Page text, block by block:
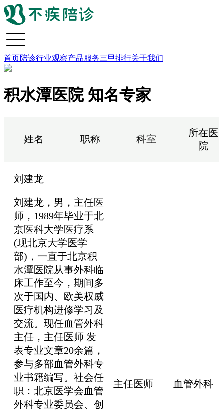
首页陪诊行业观察产品服务三甲排行关于我们
积水潭医院 知名专家
姓名 职称 科室
所在医
院
刘建龙
刘建龙，男，主任医
师，1989年毕业于北
京医科大学医疗系
(现北京大学医学
部)，一直于北京积
水潭医院从事外科临
床工作至今，期间多
次于国内、欧美权威
医疗机构进修学习及
交流。现任血管外科
主任，主任医师 发
表专业文章20余篇，
参与多部血管外科专
业书籍编写。社会任
职：北京医学会血管
外科专业委员会、创
主任医师 血管外科